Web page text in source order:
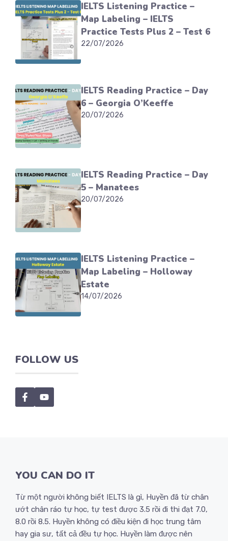
IELTS Listening Practice –
Map Labeling – IELTS
Practice Tests Plus 2 – Test 6
22/07/2026
IELTS Reading Practice – Day
6 – Georgia O’Keeffe
20/07/2026
IELTS Reading Practice – Day
5 – Manatees
20/07/2026
IELTS Listening Practice –
Map Labeling – Holloway
Estate
14/07/2026
FOLLOW US
YOU CAN DO IT
Từ một người không biết IELTS là gì, Huyền đã từ chân
ướt chân ráo tự học, tự test được 3.5 rồi đi thi đạt 7.0,
8.0 rồi 8.5. Huyền không có điều kiện đi học trung tâm
hay gia sư, tất cả đều tự học. Huyền làm được nên